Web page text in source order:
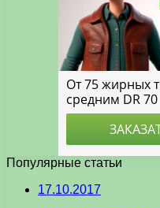
Популярные статьи
17.10.2017